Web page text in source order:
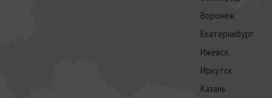
Воронеж
Екатеринбург
Ижевск
Иркутск
Казань